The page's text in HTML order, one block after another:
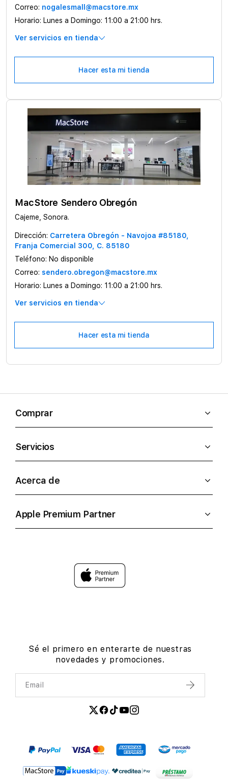
Correo: nogalesmall@macstore.mx
Horario: Lunes a Domingo: 11:00 a 21:00 hrs.
Ver servicios en tienda
Hacer esta mi tienda
MacStore Sendero Obregón
Cajeme, Sonora.
Dirección: Carretera Obregón - Navojoa #85180,
Franja Comercial 300, C. 85180
Teléfono: No disponible
Correo: sendero.obregon@macstore.mx
Horario: Lunes a Domingo: 11:00 a 21:00 hrs.
Ver servicios en tienda
Hacer esta mi tienda
Comprar
Servicios
Acerca de
Apple Premium Partner
Sé el primero en enterarte de nuestras
novedades y promociones.
Email